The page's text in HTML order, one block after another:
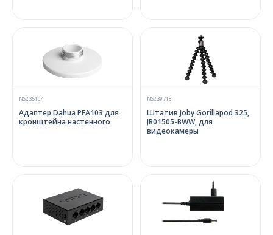
NS235104
Адаптер Dahua PFA103 для
кронштейна настенного
NS239718
Штатив Joby Gorillapod 325,
JB01505-BWW, для
видеокамеры